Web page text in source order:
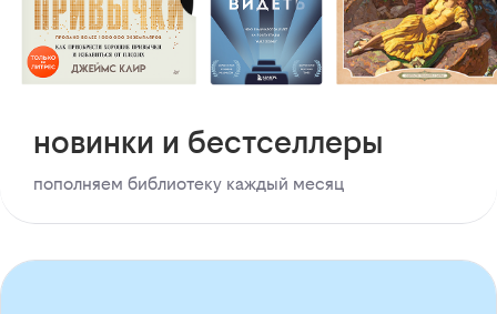
новинки и бестселлеры
пополняем библиотеку каждый месяц